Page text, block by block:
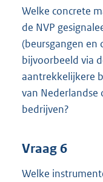
Welke concrete
de NVP
(beursgangen en
bijvoorbeeld via
aantrekkelijkere
van Nederlandse
bedrijven?
Vraag 6
Welke